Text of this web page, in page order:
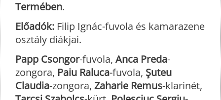
Termében.
Előadók: Filip Ignác-fuvola és kamarazene
osztály diákjai.
Papp Csongor-fuvola, Anca Preda-
zongora, Paiu Raluca-fuvola, Şuteu
Claudia-zongora, Zaharie Remus-klarinét,